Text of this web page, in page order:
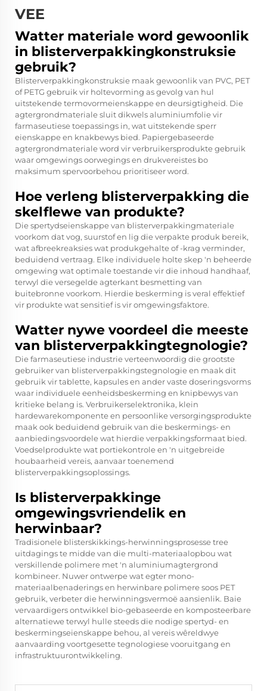
VEE
Watter materiale word gewoonlik
in blisterverpakkingkonstruksie
gebruik?
Blisterverpakkingkonstruksie maak gewoonlik van PVC, PET
of PETG gebruik vir holtevorming as gevolg van hul
uitstekende termovormeienskappe en deursigtigheid. Die
agtergrondmateriale sluit dikwels aluminiumfolie vir
farmaseutiese toepassings in, wat uitstekende sperr
eienskappe en knakbewys bied. Papiergebaseerde
agtergrondmateriale word vir verbruikersprodukte gebruik
waar omgewings oorwegings en drukvereistes bo
maksimum spervoorbehou prioritiseer word.
Hoe verleng blisterverpakking die
skelflewe van produkte?
Die spertydseienskappe van blisterverpakkingmateriale
voorkom dat vog, suurstof en lig die verpakte produk bereik,
wat afbreekreaksies wat produkgehalte of -krag verminder,
beduidend vertraag. Elke individuele holte skep 'n beheerde
omgewing wat optimale toestande vir die inhoud handhaaf,
terwyl die versegelde agterkant besmetting van
buitebronne voorkom. Hierdie beskerming is veral effektief
vir produkte wat sensitief is vir omgewingsfaktore.
Watter nywe voordeel die meeste
van blisterverpakkingtegnologie?
Die farmaseutiese industrie verteenwoordig die grootste
gebruiker van blisterverpakkingstegnologie en maak dit
gebruik vir tablette, kapsules en ander vaste doseringsvorms
waar individuele eenheidsbeskerming en knipbewys van
kritieke belang is. Verbruikerselektronika, klein
hardewarekomponente en persoonlike versorgingsprodukte
maak ook beduidend gebruik van die beskermings- en
aanbiedingsvoordele wat hierdie verpakkingsformaat bied.
Voedselprodukte wat portiekontrole en 'n uitgebreide
houbaarheid vereis, aanvaar toenemend
blisterverpakkingsoplossings.
Is blisterverpakkinge
omgewingsvriendelik en
herwinbaar?
Tradisionele blisterskikkings-herwinningsprosesse tree
uitdagings te midde van die multi-materiaalopbou wat
verskillende polimere met 'n aluminiumagtergrond
kombineer. Nuwer ontwerpe wat egter mono-
materiaalbenaderings en herwinbare polimere soos PET
gebruik, verbeter die herwinningsvermoë aansienlik. Baie
vervaardigers ontwikkel bio-gebaseerde en komposteerbare
alternatiewe terwyl hulle steeds die nodige spertyd- en
beskermingseienskappe behou, al vereis wêreldwye
aanvaarding voortgesette tegnologiese vooruitgang en
infrastruktuurontwikkeling.